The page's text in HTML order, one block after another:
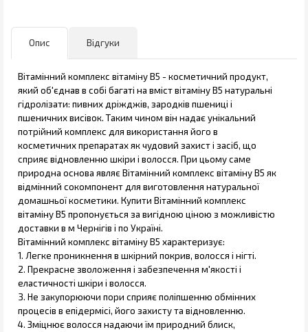
Опис Відгуки
Вітамінний комплекс вітаміну В5 - косметичний продукт,
який об'єднав в собі багаті на вміст вітаміну В5 натуральні
гідролізати: пивних дріжджів, зародків пшениці і
пшеничних висівок. Таким чином він надає унікальний
потрійний комплекс для використання його в
косметичних препаратах як чудовий захист і засіб, що
сприяє відновленню шкіри і волосся. При цьому саме
природна основа являє Вітамінний комплекс вітаміну В5 як
відмінний сокомпонент для виготовлення натуральної
домашньої косметики. Купити Вітамінний комплекс
вітаміну В5 пропонується за вигідною ціною з можливістю
доставки в м Чернігів і по Україні.
Вітамінний комплекс вітаміну В5 характеризує:
1. Легке проникнення в шкірний покрив, волосся і нігті.
2. Прекрасне зволоження і забезпечення м'якості і
еластичності шкіри і волосся.
3. Не закупорюючи пори сприяє поліпшенню обмінних
процесів в епідермісі, його захисту та відновленню.
4. Зміцнює волосся надаючи їм природний блиск,